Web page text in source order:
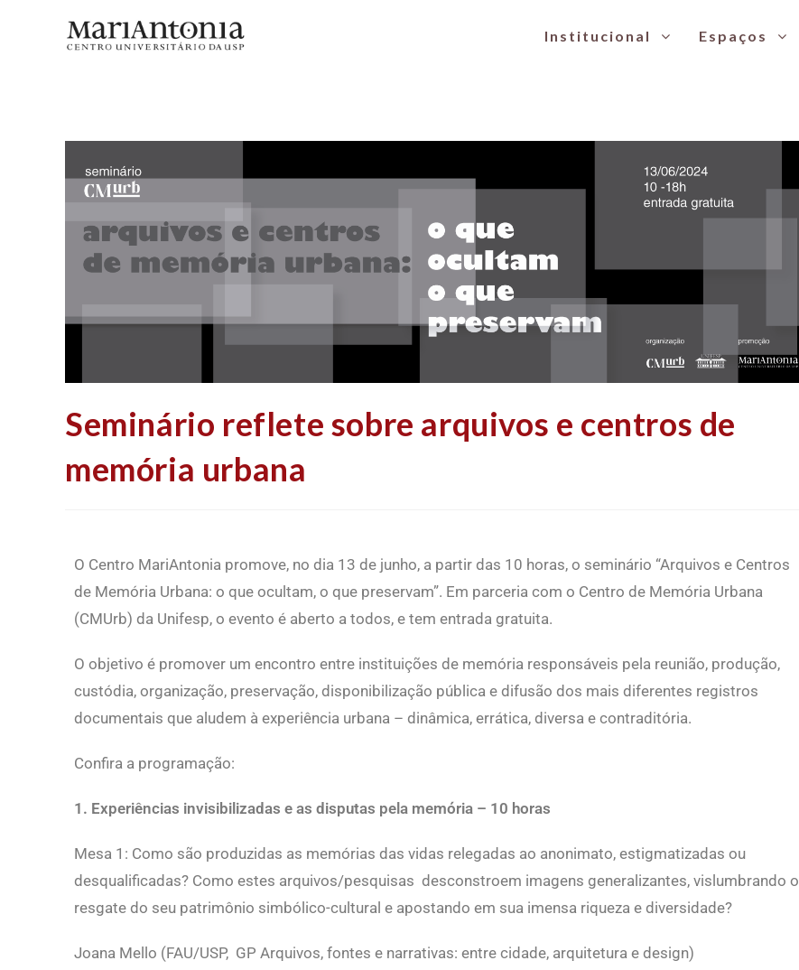
Institucional Espaços
Seminário reflete sobre arquivos e centros de memória urbana
Seminário reflete sobre arquivos e centros de
memória urbana
O Centro MariAntonia promove, no dia 13 de junho, a partir das 10 horas, o seminário “Arquivos e Centros
de Memória Urbana: o que ocultam, o que preservam”. Em parceria com o Centro de Memória Urbana
(CMUrb) da Unifesp, o evento é aberto a todos, e tem entrada gratuita.
O objetivo é promover um encontro entre instituições de memória responsáveis pela reunião, produção,
custódia, organização, preservação, disponibilização pública e difusão dos mais diferentes registros
documentais que aludem à experiência urbana – dinâmica, errática, diversa e contraditória.
Confira a programação:
1. Experiências invisibilizadas e as disputas pela memória – 10 horas
Mesa 1: Como são produzidas as memórias das vidas relegadas ao anonimato, estigmatizadas ou
desqualificadas? Como estes arquivos/pesquisas desconstroem imagens generalizantes, vislumbrando o
resgate do seu patrimônio simbólico-cultural e apostando em sua imensa riqueza e diversidade?
Joana Mello (FAU/USP, GP Arquivos, fontes e narrativas: entre cidade, arquitetura e design)